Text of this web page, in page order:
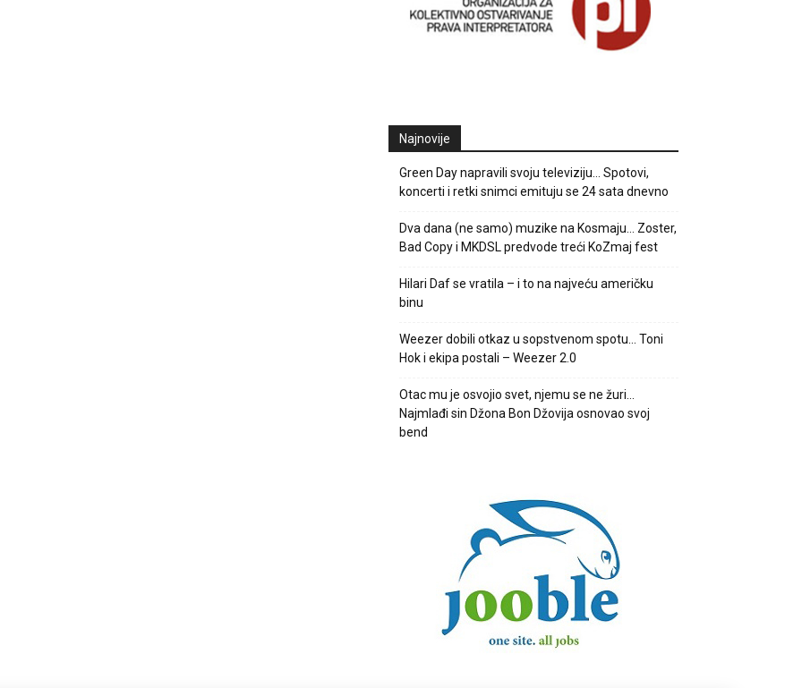
Najnovije
Green Day napravili svoju televiziju… Spotovi,
koncerti i retki snimci emituju se 24 sata dnevno
Dva dana (ne samo) muzike na Kosmaju… Zoster,
Bad Copy i MKDSL predvode treći KoZmaj fest
Hilari Daf se vratila – i to na najveću američku
binu
Weezer dobili otkaz u sopstvenom spotu… Toni
Hok i ekipa postali – Weezer 2.0
Otac mu je osvojio svet, njemu se ne žuri…
Najmlađi sin Džona Bon Džovija osnovao svoj
bend